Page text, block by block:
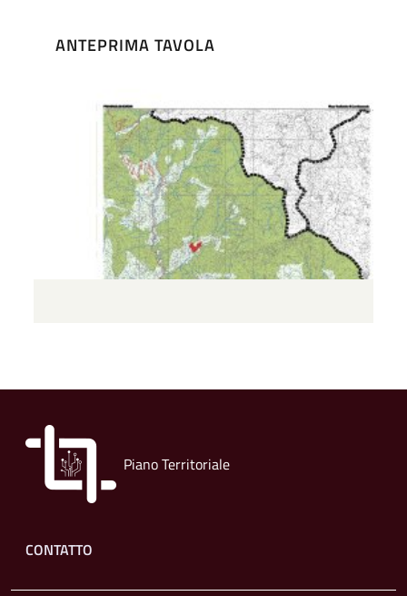
ANTEPRIMA TAVOLA
Piano Territoriale
Footer menu
CONTATTO